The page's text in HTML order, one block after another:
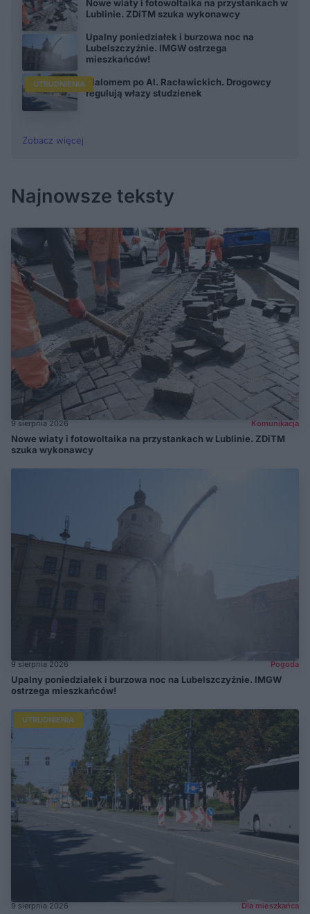
Nowe wiaty i fotowoltaika na przystankach w
Lublinie. ZDiTM szuka wykonawcy
Upalny poniedziałek i burzowa noc na
Lubelszczyźnie. IMGW ostrzega
mieszkańców!
UTRUDNIENIA
Slalomem po Al. Racławickich. Drogowcy
regulują włazy studzienek
Zobacz więcej
Najnowsze teksty
9 sierpnia 2026 Komunikacja
Nowe wiaty i fotowoltaika na przystankach w Lublinie. ZDiTM
szuka wykonawcy
9 sierpnia 2026 Pogoda
Upalny poniedziałek i burzowa noc na Lubelszczyźnie. IMGW
ostrzega mieszkańców!
UTRUDNIENIA
9 sierpnia 2026 Dla mieszkańca